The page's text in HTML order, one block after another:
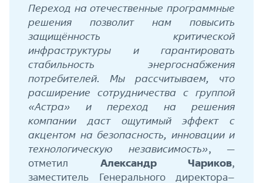
Переход на отечественные программные
решения позволит нам повысить
защищённость критической
инфраструктуры и гарантировать
стабильность энергоснабжения
потребителей. Мы рассчитываем, что
расширение сотрудничества с группой
«Астра» и переход на решения
компании даст ощутимый эффект с
акцентом на безопасность, инновации и
технологическую независимость» , —
отметил Александр Чариков
заместитель Генерального директора–